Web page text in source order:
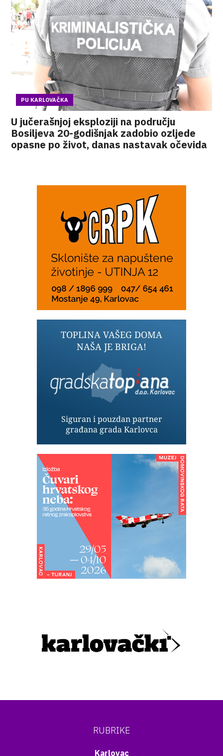
PU KARLOVAČKA
U jučerašnjoj eksploziji na području
Bosiljeva 20-godišnjak zadobio ozljede
opasne po život, danas nastavak očevida
RUBRIKE
Karlovac